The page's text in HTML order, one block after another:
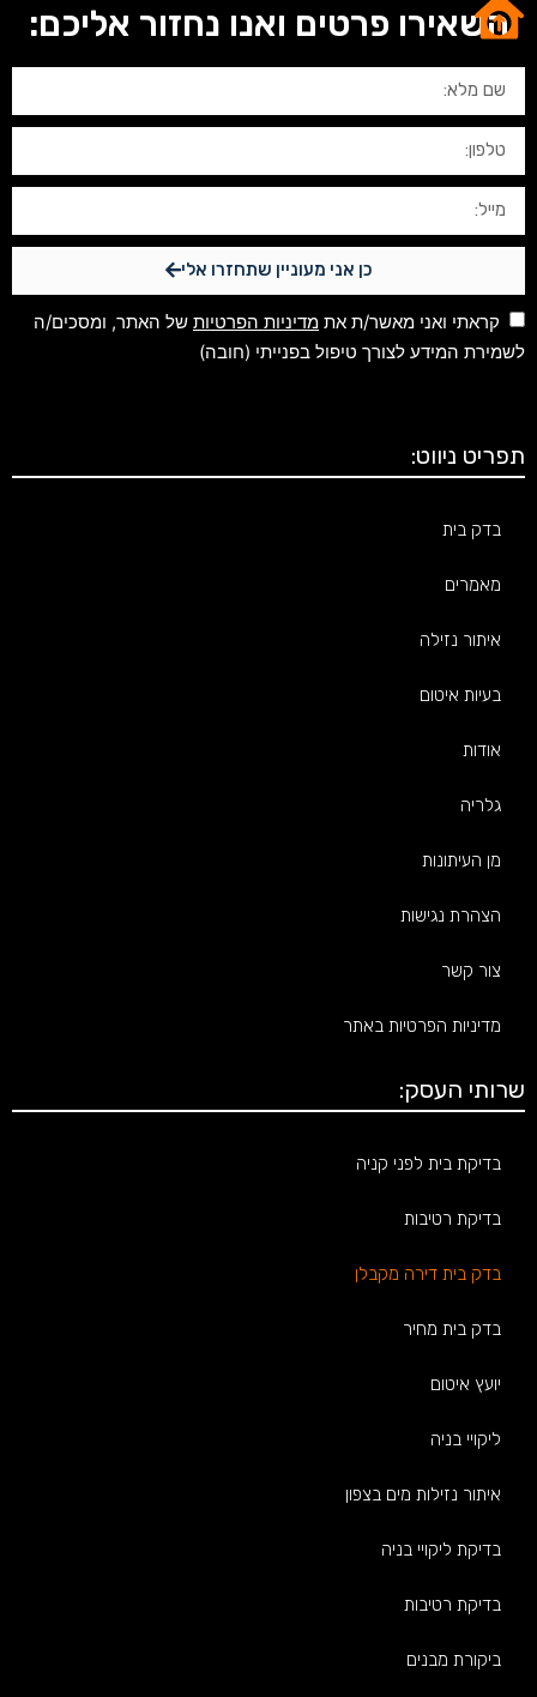
השאירו פרטים ואנו נחזור אליכם:
כן אני מעוניין שתחזרו אלי
קראתי ואני מאשר/ת את מדיניות הפרטיות של האתר, ומסכים/ה
לשמירת המידע לצורך טיפול בפנייתי (חובה)
תפריט ניווט:
בדק בית
מאמרים
איתור נזילה
בעיות איטום
אודות
גלריה
מן העיתונות
הצהרת נגישות
צור קשר
מדיניות הפרטיות באתר
שרותי העסק:
בדיקת בית לפני קניה
בדיקת רטיבות
בדק בית דירה מקבלן
בדק בית מחיר
יועץ איטום
ליקויי בניה
איתור נזילות מים בצפון
בדיקת ליקויי בניה
בדיקת רטיבות
ביקורת מבנים